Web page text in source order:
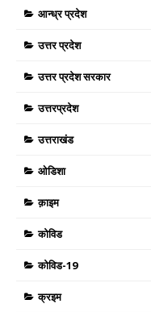
आन्ध्र प्रदेश
उत्तर प्रदेश
उत्तर प्रदेश सरकार
उत्तरप्रदेश
उत्तराखंड
ओडिशा
क़ाइम
कोविड
कोविड-19
क्रइम